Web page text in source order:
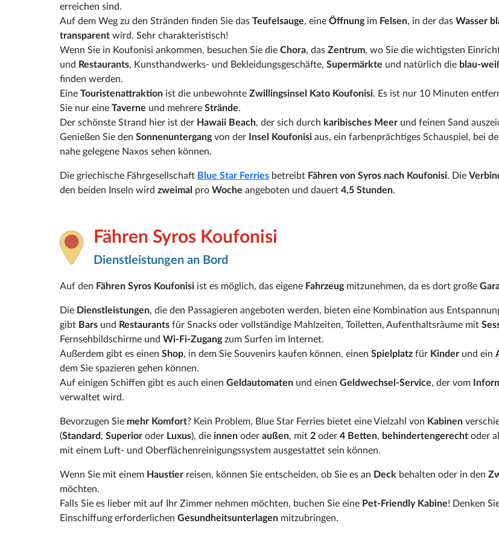
erreichen sind.
Auf dem Weg zu den Stränden finden Sie das Teufelsauge, eine Öffnung im Felsen, in der das Wasser
transparent wird. Sehr charakteristisch!
Wenn Sie in Koufonisi ankommen, besuchen Sie die Chora, das Zentrum, wo Sie die wichtigsten
und Restaurants, Kunsthandwerks- und Bekleidungsgeschäfte, Supermärkte und natürlich die blau-
finden werden.
Eine Touristenattraktion ist die unbewohnte Zwillingsinsel Kato Koufonisi. Es ist nur 10 Minuten
Sie nur eine Taverne und mehrere Strände.
Der schönste Strand hier ist der Hawaii Beach, der sich durch karibisches Meer und feinen Sand
Genießen Sie den Sonnenuntergangvon der Insel Koufonisi aus, ein farbenprächtiges Schauspiel, bei
nahe gelegene Naxos sehen können.
Die griechische Fährgesellschaft Blue Star Ferries betreibt Fähren von Syros nach Koufonisi. Die
den beiden Inseln wird zweimal pro Woche angeboten und dauert 4,5 Stunden.
Fähren Syros Koufonisi
Dienstleistungen an Bord
Auf den Fähren Syros Koufonisi ist es möglich, das eigene Fahrzeug mitzunehmen, da es dort große
Die Dienstleistungen, die den Passagieren angeboten werden, bieten eine Kombination aus
gibt Bars und Restaurants für Snacks oder vollständige Mahlzeiten, Toiletten, Aufenthaltsräume mit
Fernsehbildschirme und Wi-Fi-Zugangzum Surfen im Internet.
Außerdem gibt es einen Shop, in dem Sie Souvenirs kaufen können, einen Spielplatz für Kinder und ein
dem Sie spazieren gehen können.
Auf einigen Schiffen gibt es auch einen Geldautomaten und einen Geldwechsel-Service, der vom
verwaltet wird.
Bevorzugen Sie mehr Komfort? Kein Problem, Blue Star Ferries bietet eine Vielzahl von Kabinen
(Standard, Superior oder Luxus), die innen oder außen, mit 2 oder 4 Betten, behindertengerecht oder
mit einem Luft- und Oberflächenreinigungssystem ausgestattet sein können.
Wenn Sie mit einem Haustier reisen, können Sie entscheiden, ob Sie es an Deck behalten oder in den
möchten.
Falls Sie es lieber mit auf Ihr Zimmer nehmen möchten, buchen Sie eine Pet-Friendly Kabine! Denken
Einschiffung erforderlichen Gesundheitsunterlagen mitzubringen.